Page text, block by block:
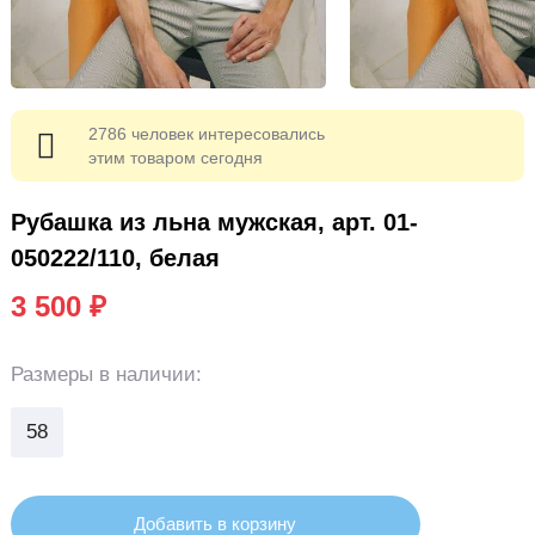
Рубашка из льна мужская, арт. 01-
050222/110, белая
3 500 ₽
Размеры в наличии:
58
Добавить в корзину
2786 человек интересовались
этим товаром сегодня